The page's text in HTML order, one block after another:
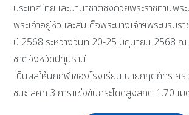
ประเทศไทยและนานาชาติชิงถ้วยพระราชทานพร
พระเจ้าอยู่หัวและสมเด็จพระนางเจ้าฯพระบรมร
ปี 2568 ระหว่างวันที่ 20-25 มิถุนายน 2568
ชาติจังหวัดปทุมธานี
เป็นผลให้นักกีฬาของโรงเรียน นายกฤตภัทร ศรี
ชนะเลิศที่ 3 การแข่งขันกระโดดสูงสถิติ 1.70 เม